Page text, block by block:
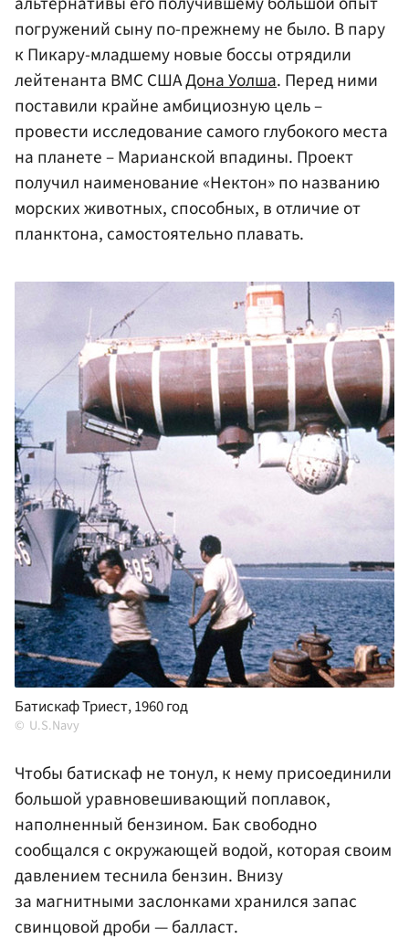
погружений сыну по-прежнему не было. В пару
к Пикару-младшему новые боссы отрядили
лейтенанта ВМС СШАДона Уолша. Перед ними
поставили крайне амбициозную цель –
провести исследование самого глубокого места
на планете – Марианской впадины. Проект
получил наименование «Нектон» по названию
морских животных, способных, в отличие от
планктона, самостоятельно плавать.
Батискаф Триест, 1960 год
U.S.Navy
Чтобы батискаф не тонул, к нему присоединили
большой уравновешивающий поплавок,
наполненный бензином. Бак свободно
сообщался с окружающей водой, которая своим
давлением теснила бензин. Внизу
за магнитными заслонками хранился запас
свинцовой дроби — балласт.